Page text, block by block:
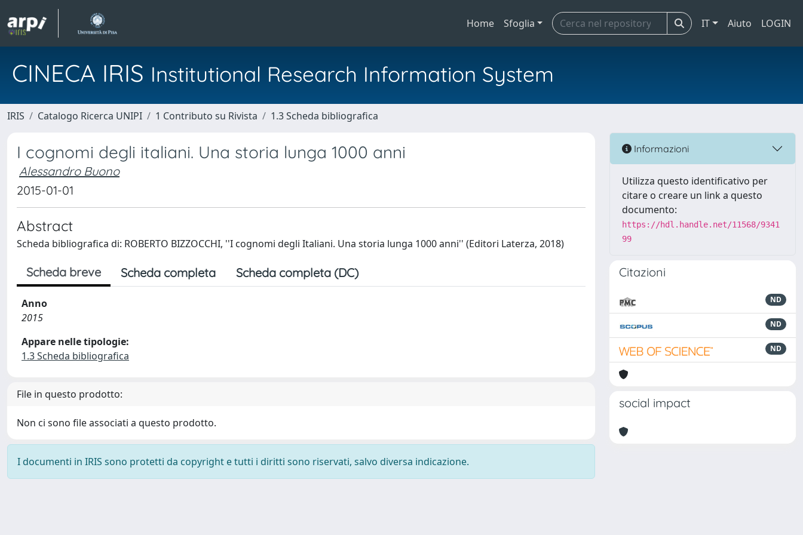
Home Sfoglia IT Aiuto LOGIN
CINECA IRIS Institutional Research Information System
IRIS Catalogo Ricerca UNIPI 1 Contributo su Rivista 1.3 Scheda bibliografica
I cognomi degli italiani. Una storia lunga 1000 anni
Alessandro Buono
2015-01-01
Abstract
Scheda bibliografica di: ROBERTO BIZZOCCHI, ''I cognomi degli Italiani. Una storia lunga 1000 anni'' (Editori Laterza, 2018)
Scheda breve Scheda completa Scheda completa (DC)
Anno
2015
Appare nelle tipologie:
1.3 Scheda bibliografica
File in questo prodotto:
Non ci sono file associati a questo prodotto.
I documenti in IRIS sono protetti da copyright e tutti i diritti sono riservati, salvo diversa indicazione.
Informazioni
Utilizza questo identificativo per
citare o creare un link a questo
documento:
https://hdl.handle.net/11568/9341
99
Citazioni
ND
ND
ND
social impact